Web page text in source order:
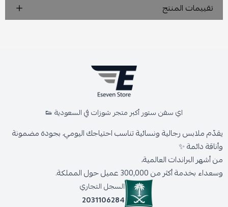
تقييمات المنتج
اي سفن ستور أكبر متجر شوزات في السعودية 👟
يقدّم ملابس رجالية ونسائية تناسب احتياجك اليومي، بجودة مضمونة
وأناقة دائمة ✨
من أشهر البراندات العالمية،
وسعداء بخدمة أكثر من 300,000 عميل حول المملكة.
السجل التجاري
2031106284